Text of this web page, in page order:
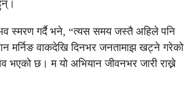
स्मरण गर्दै भने, “त्यस समय जस्तै अहिले पनि
मर्निङ वाकदेखि दिनभर जनतामाझ खट्ने गरेको
भएको छ। म यो अभियान जीवनभर जारी राख्ने